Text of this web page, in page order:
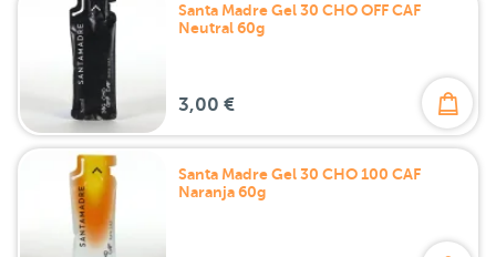
Santa Madre Gel 30 CHO OFF CAF
Neutral 60g
3,00 €
Santa Madre Gel 30 CHO 100 CAF
Naranja 60g